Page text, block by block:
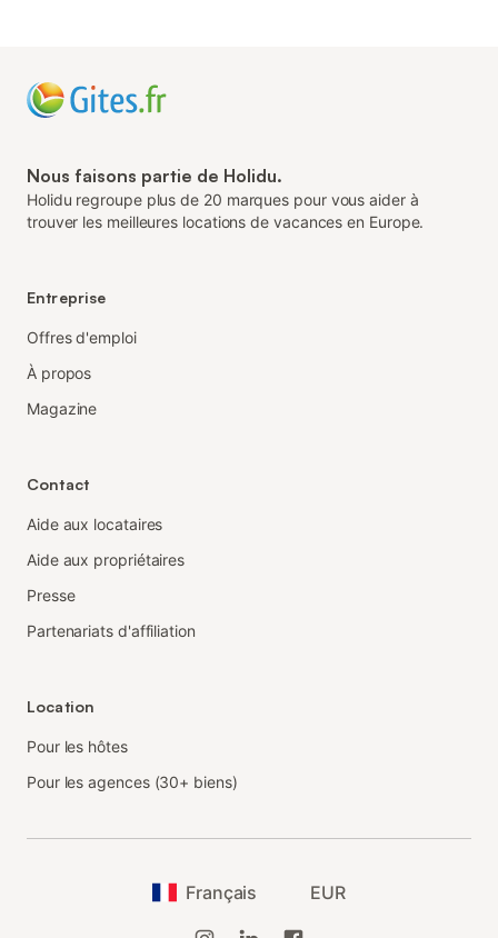
Nous faisons partie de Holidu.
Holidu regroupe plus de 20 marques pour vous aider à
trouver les meilleures locations de vacances en Europe.
Entreprise
Offres d'emploi
À propos
Magazine
Contact
Aide aux locataires
Aide aux propriétaires
Presse
Partenariats d'affiliation
Location
Pour les hôtes
Pour les agences (30+ biens)
Français EUR